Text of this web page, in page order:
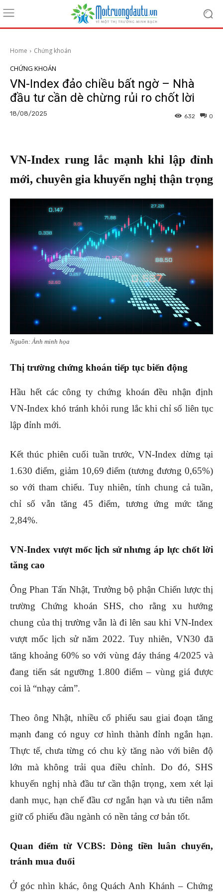
Home Chứng khoán
CHỨNG KHOÁN
VN-Index đảo chiều bất ngờ – Nhà
đầu tư cần dè chừng rủi ro chốt lời
18/08/2025 0
632
VN-Index rung lắc mạnh khi lập đỉnh
mới, chuyên gia khuyến nghị thận trọng
Nguồn: Ảnh minh họa
Thị trường chứng khoán tiếp tục biến động
Hầu hết các công ty chứng khoán đều nhận định
VN-Index khó tránh khỏi rung lắc khi chỉ số liên tục
lập đỉnh mới.
Kết thúc phiên cuối tuần trước, VN-Index dừng tại
1.630 điểm, giảm 10,69 điểm (tương đương 0,65%)
so với tham chiếu. Tuy nhiên, tính chung cả tuần,
chỉ số vẫn tăng 45 điểm, tương ứng mức tăng
2,84%.
VN-Index vượt mốc lịch sử nhưng áp lực chốt lời
tăng cao
Ông Phan Tấn Nhật, Trưởng bộ phận Chiến lược thị
trường Chứng khoán SHS, cho rằng xu hướng
chung của thị trường vẫn là đi lên sau khi VN-Index
vượt mốc lịch sử năm 2022. Tuy nhiên, VN30 đã
tăng khoảng 60% so với vùng đáy tháng 4/2025 và
đang tiến sát ngưỡng 1.800 điểm – vùng giá được
coi là “nhạy cảm”.
Theo ông Nhật, nhiều cổ phiếu sau giai đoạn tăng
mạnh đang có nguy cơ hình thành đỉnh ngắn hạn.
Thực tế, chưa từng có chu kỳ tăng nào với biên độ
lớn mà không trải qua điều chỉnh. Do đó, SHS
khuyến nghị nhà đầu tư cần thận trọng, xem xét lại
danh mục, hạn chế đầu cơ ngắn hạn và ưu tiên nắm
giữ cổ phiếu đầu ngành có nền tảng cơ bản tốt.
Quan điểm từ VCBS: Dòng tiền luân chuyển,
tránh mua đuổi
Ở góc nhìn khác, ông Quách Anh Khánh – Chứng